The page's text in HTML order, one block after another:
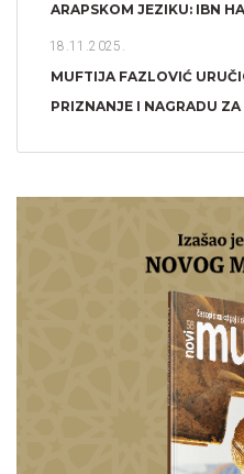
ARAPSKOM JEZIKU: IBN
18.11.2025.
MUFTIJA FAZLOVIĆ
PRIZNANJE I NAGRADU